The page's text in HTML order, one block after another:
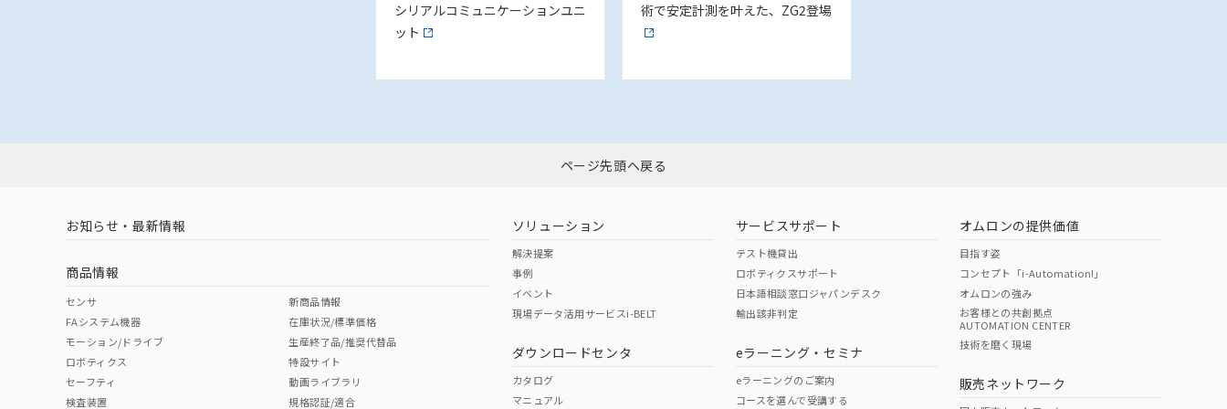
シリアルコミュニケーションユニ
ット
術で安定計測を叶えた、ZG2登場
ページ先頭へ戻る
お知らせ・最新情報
商品情報
センサ
FAシステム機器
モーション/ドライブ
ロボティクス
セーフティ
検査装置
新商品情報
在庫状況/標準価格
生産終了品/推奨代替品
特設サイト
動画ライブラリ
規格認証/適合
ソリューション
解決提案
事例
イベント
現場データ活用サービスi-BELT
ダウンロードセンタ
カタログ
マニュアル
サービスサポート
テスト機貸出
ロボティクスサポート
日本語相談窓口ジャパンデスク
輸出該非判定
eラーニング・セミナ
eラーニングのご案内
コースを選んで受講する
オムロンの提供価値
目指す姿
コンセプト「i-Automation!」
オムロンの強み
お客様との共創拠点
AUTOMATION CENTER
技術を磨く現場
販売ネットワーク